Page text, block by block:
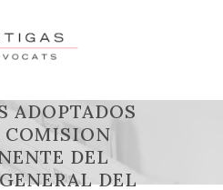
ADOPTADOS
COMISION
DEL
DEL